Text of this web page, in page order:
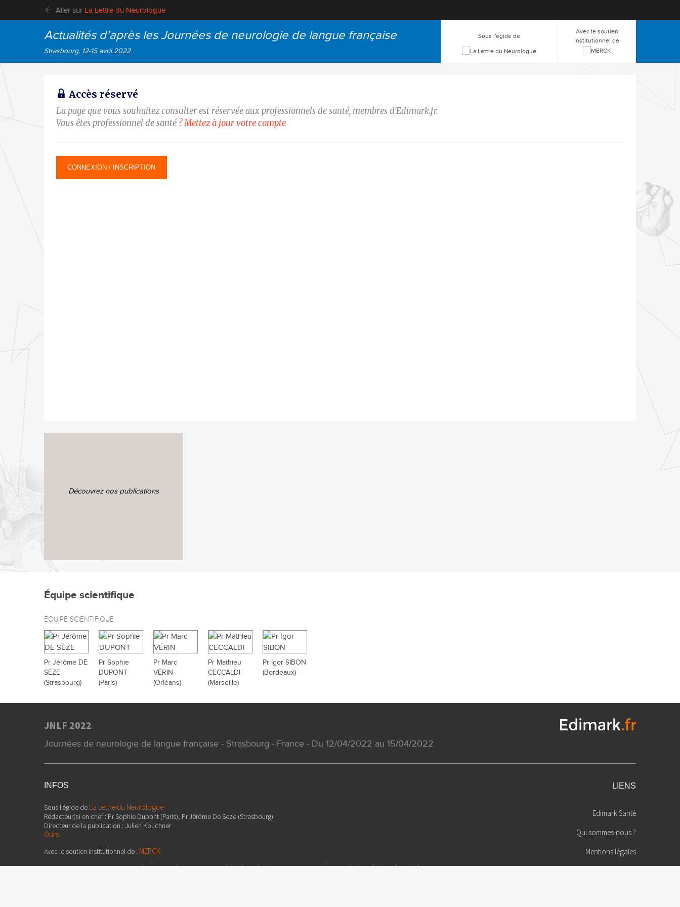
Aller sur La Lettre du Neurologue
Actualités d’après les Journées de neurologie de langue française
Strasbourg, 12-15 avril 2022
Sous l'égide de
Avec le soutien
institutionnel de
Accès réservé
La page que vous souhaitez consulter est réservée aux professionnels de santé, membres d’Edimark.fr.
Vous êtes professionnel de santé ?Mettez à jour votre compte
CONNEXION / INSCRIPTION
Découvrez nos publications
Équipe scientifique
ÉQUIPE SCIENTIFIQUE
Pr Jérôme DE
SÈZE
(Strasbourg)
Pr Sophie
DUPONT
(Paris)
Pr Marc
VÉRIN
(Orléans)
Pr Mathieu
CECCALDI
(Marseille)
Pr Igor SIBON
(Bordeaux)
JNLF 2022
Journées de neurologie de langue française - Strasbourg - France - Du 12/04/2022 au 15/04/2022
INFOS
Sous l'égide de La Lettre du Neurologue
Rédacteur(s) en chef : Pr Sophie Dupont (Paris), Pr Jérôme De Seze (Strasbourg)
Directeur de la publication : Julien Kouchner
Ours
Avec le soutien institutionnel de : MERCK
Attention, ceci est un compte-rendu de congrès et/ou un recueil de résumés de communications de congrès dont l'objectif est de fournir des
LIENS
Edimark Santé
Qui sommes-nous ?
Mentions légales